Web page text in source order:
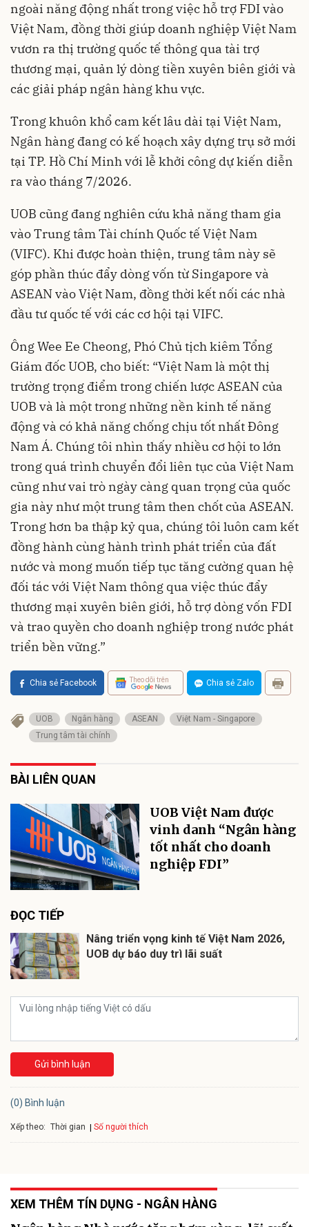
ngoài năng động nhất trong việc hỗ trợ FDI vào
Việt Nam, đồng thời giúp doanh nghiệp Việt Nam
vươn ra thị trường quốc tế thông qua tài trợ
thương mại, quản lý dòng tiền xuyên biên giới và
các giải pháp ngân hàng khu vực.
Trong khuôn khổ cam kết lâu dài tại Việt Nam,
Ngân hàng đang có kế hoạch xây dựng trụ sở mới
tại TP. Hồ Chí Minh với lễ khởi công dự kiến diễn
ra vào tháng 7/2026.
UOB cũng đang nghiên cứu khả năng tham gia
vào Trung tâm Tài chính Quốc tế Việt Nam
(VIFC). Khi được hoàn thiện, trung tâm này sẽ
góp phần thúc đẩy dòng vốn từ Singapore và
ASEAN vào Việt Nam, đồng thời kết nối các nhà
đầu tư quốc tế với các cơ hội tại VIFC.
Ông Wee Ee Cheong, Phó Chủ tịch kiêm Tổng
Giám đốc UOB, cho biết: “Việt Nam là một thị
trường trọng điểm trong chiến lược ASEAN của
UOB và là một trong những nền kinh tế năng
động và có khả năng chống chịu tốt nhất Đông
Nam Á. Chúng tôi nhìn thấy nhiều cơ hội to lớn
trong quá trình chuyển đổi liên tục của Việt Nam
cũng như vai trò ngày càng quan trọng của quốc
gia này như một trung tâm then chốt của ASEAN.
Trong hơn ba thập kỷ qua, chúng tôi luôn cam kết
đồng hành cùng hành trình phát triển của đất
nước và mong muốn tiếp tục tăng cường quan hệ
đối tác với Việt Nam thông qua việc thúc đẩy
thương mại xuyên biên giới, hỗ trợ dòng vốn FDI
và trao quyền cho doanh nghiệp trong nước phát
triển bền vững.”
Chia sẻ Facebook Theo dõi trên Chia sẻ Zalo
UOB Ngân hàng ASEAN
Việt Nam - Singapore
Trung tâm tài chính
BÀI LIÊN QUAN
UOB Việt Nam được
vinh danh “Ngân hàng
tốt nhất cho doanh
nghiệp FDI”
ĐỌC TIẾP
Nâng triển vọng kinh tế Việt Nam 2026,
UOB dự báo duy trì lãi suất
Gửi bình luận
(0) Bình luận
Xếp theo: Thời gian Số người thích
XEM THÊM TÍN DỤNG - NGÂN HÀNG